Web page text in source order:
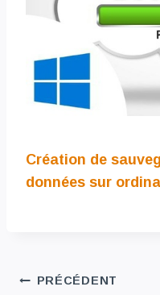
Création de
données sur
Navigation
PRÉCÉDENT